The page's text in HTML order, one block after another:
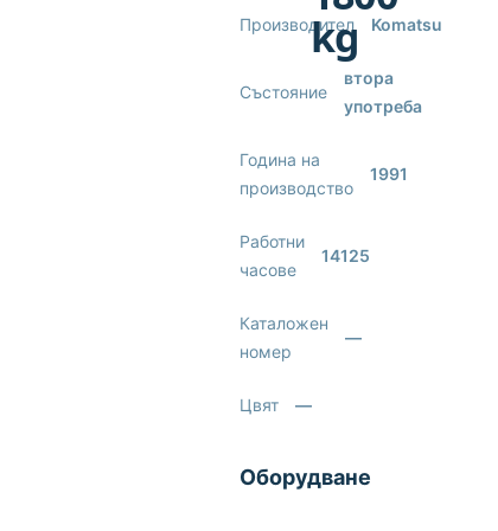
Производител Komatsu
Състояние
втора
употреба
Година на
производство
1991
Работни
часове
14125
Каталожен
номер
—
Цвят —
Оборудване
kg